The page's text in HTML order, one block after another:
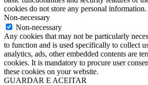
cookies do not store any personal information.
Non-necessary
Non-necessary
Any cookies that may not be particularly
to function and is used specifically to collect
analytics, ads, other embedded contents are
cookies. It is mandatory to procure user
these cookies on your website.
GUARDAR E ACEITAR